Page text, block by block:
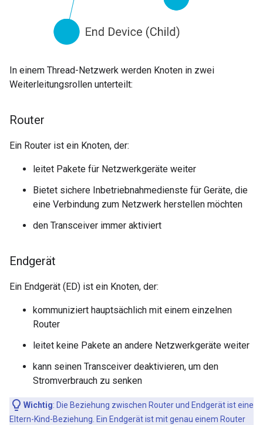
In einem Thread-Netzwerk werden Knoten in zwei
Weiterleitungsrollen unterteilt:
Router
Ein Router ist ein Knoten, der:
leitet Pakete für Netzwerkgeräte weiter
Bietet sichere Inbetriebnahmedienste für Geräte, die
eine Verbindung zum Netzwerk herstellen möchten
den Transceiver immer aktiviert
Endgerät
Ein Endgerät (ED) ist ein Knoten, der:
kommuniziert hauptsächlich mit einem einzelnen
Router
leitet keine Pakete an andere Netzwerkgeräte weiter
kann seinen Transceiver deaktivieren, um den
Stromverbrauch zu senken
Wichtig: Die Beziehung zwischen Router und Endgerät ist eine
Eltern-Kind-Beziehung. Ein Endgerät ist mit genau einem Router